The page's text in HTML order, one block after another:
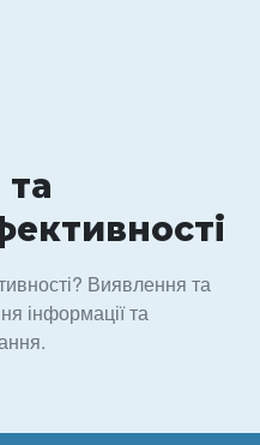
та
Виявлення та
інформації та